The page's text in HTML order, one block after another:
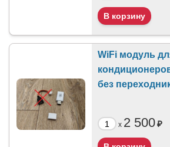
WiFi модуль
без
x 2 500₽